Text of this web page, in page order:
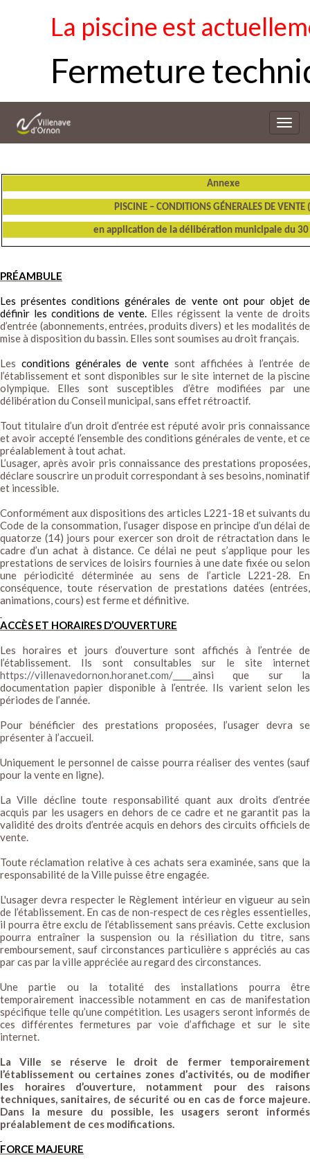
piscine est actuellement
la
Annexe
PISCINE – CONDITIONS GÉNERALES DE VENTE
en application de la délibération municipale du
PRÉAMBULE
Les présentes conditions générales de vente ont pour objet de
définir les conditions de vente. Elles régissent la vente de droits
d’entrée (abonnements, entrées, produits divers) et les modalités de
mise à disposition du bassin. Elles sont soumises au droit français.
Les conditions générales de vente sont affichées à l’entrée de
l’établissement et sont disponibles sur le site internet de la piscine
olympique. Elles sont susceptibles d’être modifiées par une
délibération du Conseil municipal, sans effet rétroactif.
Tout titulaire d’un droit d’entrée est réputé avoir pris connaissance
et avoir accepté l’ensemble des conditions générales de vente, et ce
préalablement à tout achat.
L’usager, après avoir pris connaissance des prestations proposées,
déclare souscrire un produit correspondant à ses besoins, nominatif
et incessible.
Conformément aux dispositions des articles L221-18 et suivants du
Code de la consommation, l’usager dispose en principe d’un délai de
quatorze (14) jours pour exercer son droit de rétractation dans le
cadre d’un achat à distance. Ce délai ne peut s’applique pour les
prestations de services de loisirs fournies à une date fixée ou selon
une périodicité déterminée au sens de l’article L221-28. En
conséquence, toute réservation de prestations datées (entrées,
animations, cours) est ferme et définitive.
ACCÈS ET HORAIRES D’OUVERTURE
Les horaires et jours d’ouverture sont affichés à l’entrée de
l’établissement. Ils sont consultables sur le site internet
https://villenavedornon.horanet.com/
ainsi que sur la
documentation papier disponible à l’entrée. Ils varient selon les
périodes de l’année.
Pour bénéficier des prestations proposées, l’usager devra se
présenter à l’accueil.
Uniquement le personnel de caisse pourra réaliser des ventes (sauf
pour la vente en ligne).
La Ville décline toute responsabilité quant aux droits d’entrée
acquis par les usagers en dehors de ce cadre et ne garantit pas la
validité des droits d’entrée acquis en dehors des circuits officiels de
vente.
Toute réclamation relative à ces achats sera examinée, sans que la
responsabilité de la Ville puisse être engagée.
L'usager devra respecter le Règlement intérieur en vigueur au sein
de l’établissement. En cas de non-respect de ces règles essentielles,
il pourra être exclu de l’établissement sans préavis. Cette exclusion
pourra entraîner la suspension ou la résiliation du titre, sans
remboursement, sauf circonstances particulière s appréciés au cas
par cas par la ville appréciée au regard des circonstances.
Une partie ou la totalité des installations pourra être
temporairement inaccessible notamment en cas de manifestation
spécifique telle qu’une compétition. Les usagers seront informés de
ces différentes fermetures par voie d’affichage et sur le site
internet.
La Ville se réserve le droit de fermer temporairement
l’établissement ou certaines zones d’activités, ou de modifier
les horaires d’ouverture, notamment pour des raisons
techniques, sanitaires, de sécurité ou en cas de force majeure.
Dans la mesure du possible, les usagers seront informés
préalablement de ces modifications.
FORCE MAJEURE